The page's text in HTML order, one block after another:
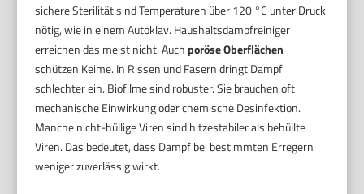
sichere Sterilität sind Temperaturen über 120 °C unter Druck
nötig, wie in einem Autoklav. Haushaltsdampfreiniger
erreichen das meist nicht. Auchporöse Oberflächen
schützen Keime. In Rissen und Fasern dringt Dampf
schlechter ein. Biofilme sind robuster. Sie brauchen oft
mechanische Einwirkung oder chemische Desinfektion.
Manche nicht-hüllige Viren sind hitzestabiler als behüllte
Viren. Das bedeutet, dass Dampf bei bestimmten Erregern
weniger zuverlässig wirkt.